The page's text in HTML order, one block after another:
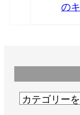
の